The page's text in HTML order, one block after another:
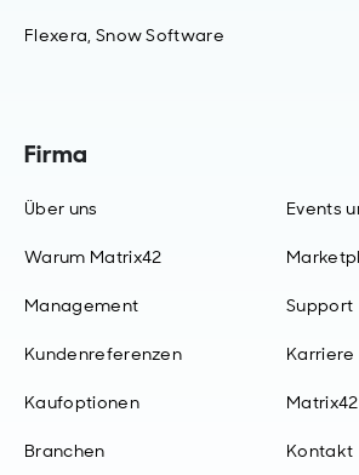
Flexera, Snow Software
Firma
Über uns
Warum Matrix42
Management
Kundenreferenzen
Kaufoptionen
Branchen
Events
Support
Karriere
Kontakt